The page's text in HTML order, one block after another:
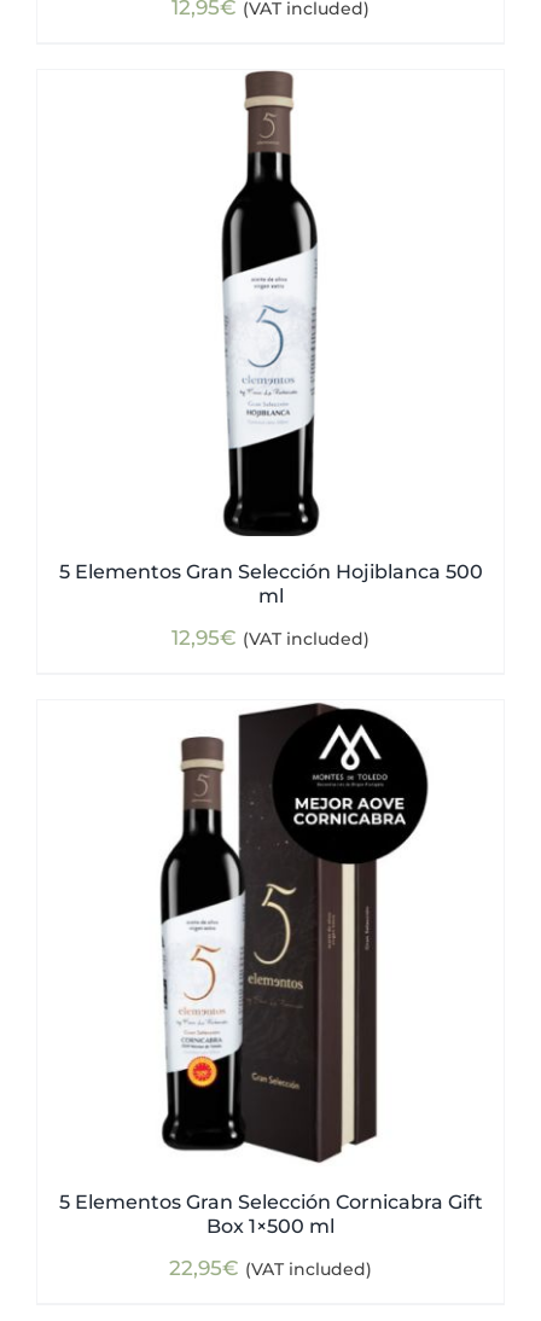
12,95€ (VAT included)
5 Elementos Gran Selección Hojiblanca 500
ml
12,95€ (VAT included)
5 Elementos Gran Selección Cornicabra Gift
Box 1×500 ml
22,95€ (VAT included)